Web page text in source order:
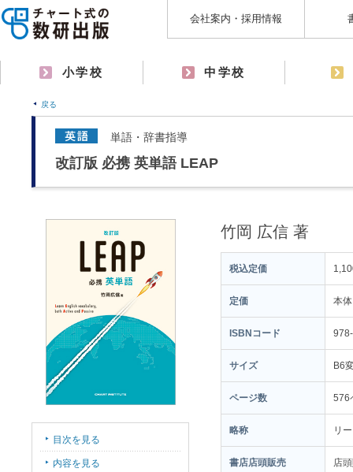
会社案内・採用情報
小学校 中学校
戻る
単語・辞書指導
改訂版 必携 英単語 LEAP
竹岡 広信 著
税込定価
定価 本
ISBNコード
サイズ B6
ページ数 576
略称 リ
書店店頭販売 店
目次を見る
内容を見る